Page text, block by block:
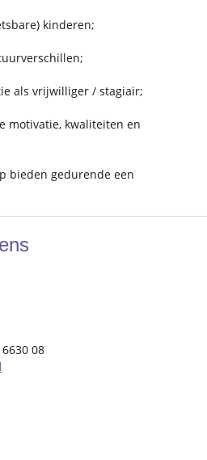
kinderen;
vrijwilliger / stagiair;
kwaliteiten en
gedurende een
08